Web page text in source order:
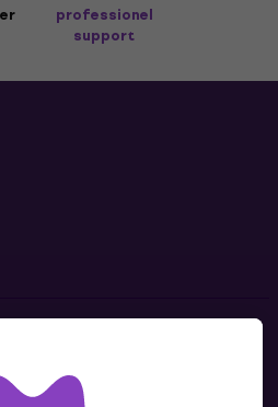
professionel
support
Kontakt os